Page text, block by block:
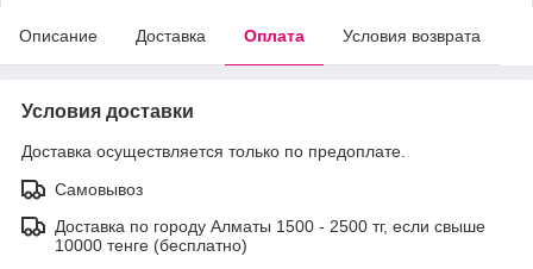
Описание Доставка Оплата Условия возврата
Условия доставки
Доставка осуществляется только по предоплате.
Самовывоз
Доставка по городу Алматы 1500 - 2500 тг, если свыше
10000 тенге (бесплатно)